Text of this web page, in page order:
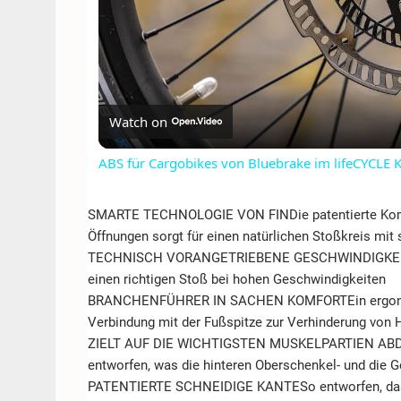
Watch on
ABS für Cargobikes von Bluebrake im lifeCYCLE
SMARTE TECHNOLOGIE VON FINDie patentierte
Öffnungen sorgt für einen natürlichen Stoßkreis
TECHNISCH VORANGETRIEBENE
einen richtigen Stoß bei hohen Geschwindigkeiten
BRANCHENFÜHRER IN SACHEN KOMFORTEin
Verbindung mit der Fußspitze zur Verhinderung von
ZIELT AUF DIE WICHTIGSTEN MUSKELPARTIEN
entworfen, was die hinteren Oberschenkel- und die
PATENTIERTE SCHNEIDIGE KANTESo